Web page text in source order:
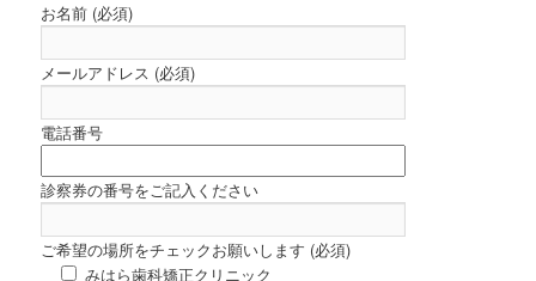
動
お名前 (必須)
メールアドレス (必須)
電話番号
診察券の番号をご記入ください
ご希望の場所をチェックお願いします (必須)
みはら歯科矯正クリニック